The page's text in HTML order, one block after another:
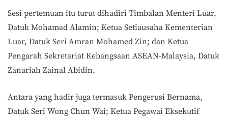
Sesi pertemuan itu turut dihadiri Timbalan Menteri Luar,
Datuk Mohamad Alamin; Ketua Setiausaha Kementerian
Luar, Datuk Seri Amran Mohamed Zin; dan Ketua
Pengarah Sekretariat Kebangsaan ASEAN-Malaysia, Datuk
Zanariah Zainal Abidin.
Antara yang hadir juga termasuk Pengerusi Bernama,
Datuk Seri Wong Chun Wai; Ketua Pegawai Eksekutif